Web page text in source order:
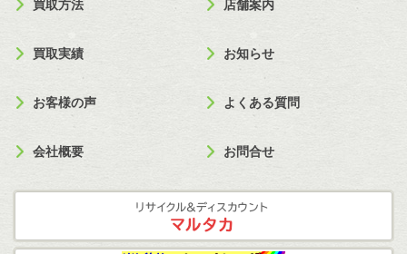
買取方法 店舗案内
買取実績 お知らせ
お客様の声 よくある質問
会社概要 お問合せ